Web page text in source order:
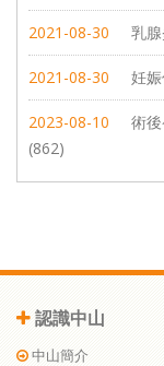
2021-08-30 乳
2021-08-30 妊
2023-08-10
術
(862)
認識中山
中山簡介